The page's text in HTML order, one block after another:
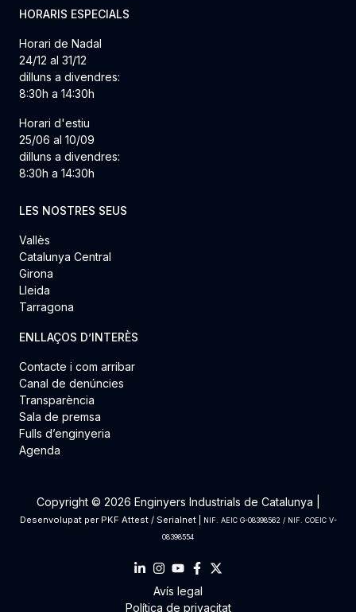
HORARIS ESPECIALS
Horari de Nadal
24/12 al 31/12
dilluns a divendres:
8:30h a 14:30h
Horari d'estiu
25/06 al 10/09
dilluns a divendres:
8:30h a 14:30h
LES NOSTRES SEUS
Vallès
Catalunya Central
Girona
Lleida
Tarragona
ENLLAÇOS D’INTERÈS
Contacte i com arribar
Canal de denúncies
Transparència
Sala de premsa
Fulls d’enginyeria
Agenda
Copyright © 2026 Enginyers Industrials de Catalunya |
Desenvolupat per PKF Attest/ Serialnet|
NIF. AEIC G-08398562 / NIF. COEIC V-
08398554
Avís legal
Política de privacitat